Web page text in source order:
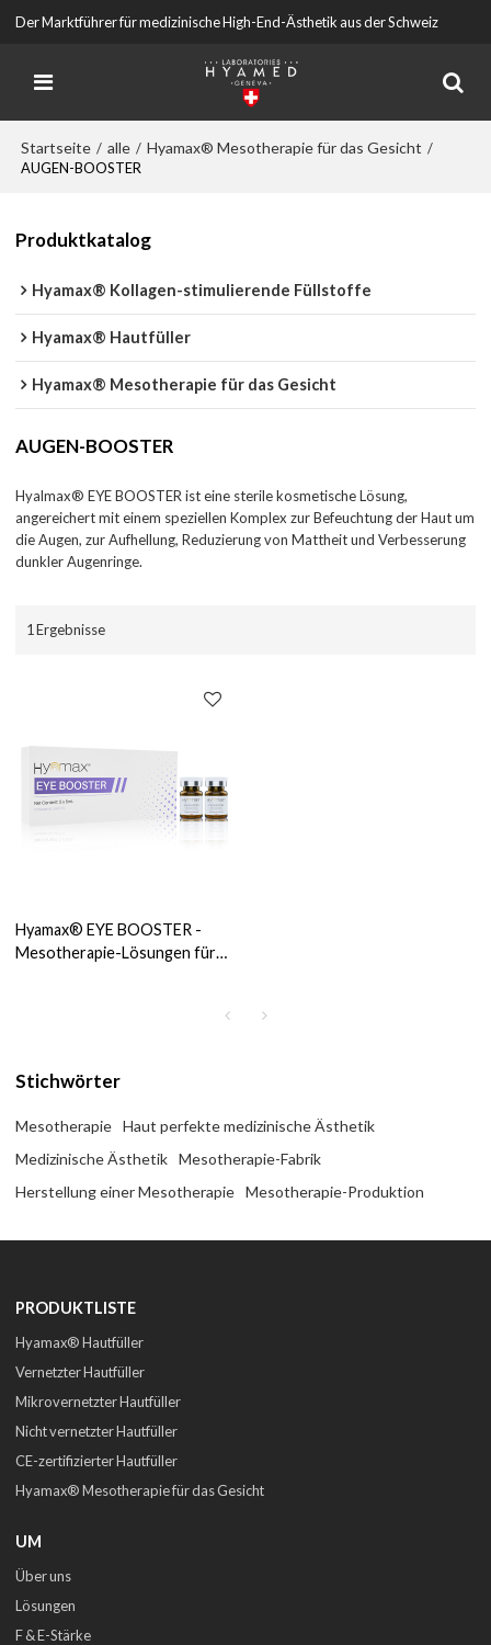
Der Marktführer für medizinische High-End-Ästhetik aus der Schweiz
Startseite / alle / Hyamax® Mesotherapie für das Gesicht /
AUGEN-BOOSTER
Produktkatalog
Hyamax® Kollagen-stimulierende Füllstoffe
Hyamax® Hautfüller
Hyamax® Mesotherapie für das Gesicht
AUGEN-BOOSTER
Hyalmax® EYE BOOSTER ist eine sterile kosmetische Lösung,
angereichert mit einem speziellen Komplex zur Befeuchtung der Haut um
die Augen, zur Aufhellung, Reduzierung von Mattheit und Verbesserung
dunkler Augenringe.
1 Ergebnisse
Hyamax® EYE BOOSTER -
Mesotherapie-Lösungen für
Stichwörter
Mesotherapie
Haut perfekte medizinische Ästhetik
Medizinische Ästhetik
Mesotherapie-Fabrik
Herstellung einer Mesotherapie
Mesotherapie-Produktion
PRODUKTLISTE
Hyamax® Hautfüller
Vernetzter Hautfüller
Mikrovernetzter Hautfüller
Nicht vernetzter Hautfüller
CE-zertifizierter Hautfüller
Hyamax® Mesotherapie für das Gesicht
UM
Über uns
Lösungen
F & E-Stärke